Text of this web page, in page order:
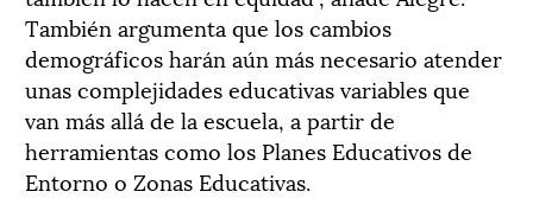
También argumenta que los cambios
demográficos harán aún más necesario atender
unas complejidades educativas variables que
van más allá de la escuela, a partir de
herramientas como los Planes Educativos de
Entorno o Zonas Educativas.